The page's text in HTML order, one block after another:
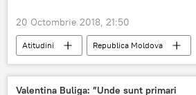
20 Octombrie 2018, 21:50
Atitudini
Republica Moldova
Evenimente
Societate
Emisiuni
Moldova
Valeriu
Valentina Buliga: ”Unde sunt primari